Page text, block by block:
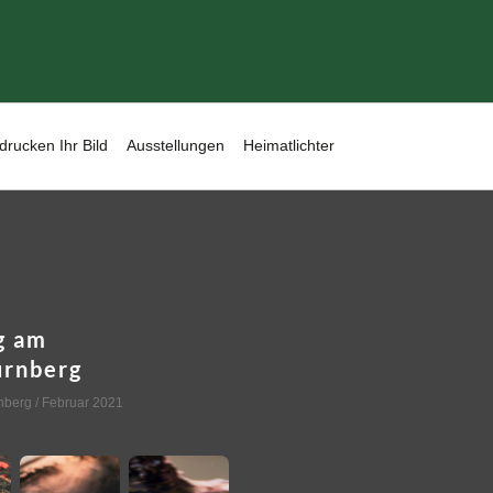
Ihr Bild Ausstellungen Heimatlichter
am
/ Februar 2021